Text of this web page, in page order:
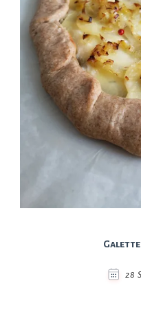
Galette
28